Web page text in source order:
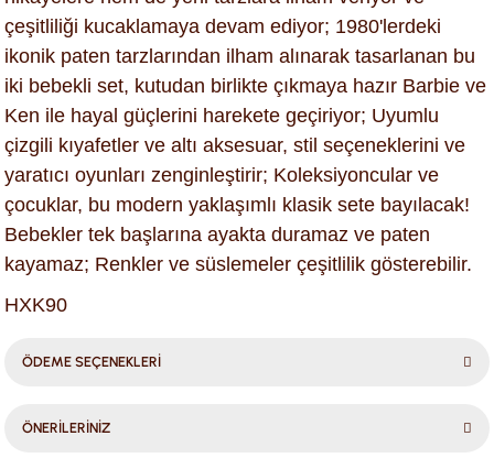
çeşitliliği kucaklamaya devam ediyor; 1980'lerdeki
ikonik paten tarzlarından ilham alınarak tasarlanan bu
iki bebekli set, kutudan birlikte çıkmaya hazır Barbie ve
Ken ile hayal güçlerini harekete geçiriyor; Uyumlu
çizgili kıyafetler ve altı aksesuar, stil seçeneklerini ve
yaratıcı oyunları zenginleştirir; Koleksiyoncular ve
çocuklar, bu modern yaklaşımlı klasik sete bayılacak!
Bebekler tek başlarına ayakta duramaz ve paten
kayamaz; Renkler ve süslemeler çeşitlilik gösterebilir.
HXK90
ÖDEME SEÇENEKLERİ
ÖNERİLERİNİZ